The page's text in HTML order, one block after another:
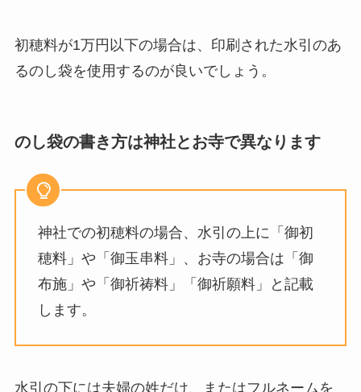
初穂料が1万円以下の場合は、印刷された水引のあ
るのし袋を使用するのが良いでしょう。
のし袋の書き方は神社とお寺で異なります
神社での初穂料の場合、水引の上に「御初
穂料」や「御玉串料」、お寺の場合は「御
布施」や「御祈祷料」「御祈願料」と記載
します。
水引の下には夫婦の姓だけ、またはフルネームを